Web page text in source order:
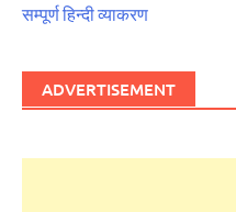
सम्पूर्ण हिन्दी व्याकरण
ADVERTISEMENT